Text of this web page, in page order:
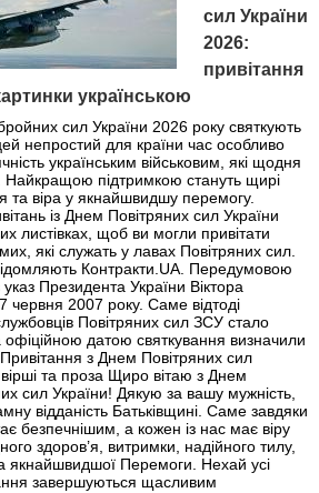
сил України
2026:
привітання
українською
сил України 2026 року святкують
непростий для країни час особливо
українським військовим, які щодня
підтримкою стануть щирі
та віра у якнайшвидшу перемогу.
із Днем Повітряних сил України
листівках, щоб ви могли привітати
які служать у лавах Повітряних сил.
Контракти.UA. Передумовою
Президента України Віктора
2007 року. Саме відтоді
Повітряних сил ЗСУ стало
датою святкування визначили
з Днем Повітряних сил
та проза Щиро вітаю з Днем
сил України! Дякую за вашу мужність,
відданість Батьківщині. Саме завдяки
безпечнішим, а кожен із нас має віру
здоров’я, витримки, надійного тилу,
якнайшвидшої Перемоги. Нехай усі
завершуються щасливим